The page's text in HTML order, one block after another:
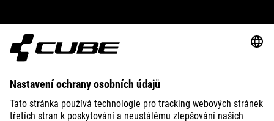
ABOUT US
EXPLORE